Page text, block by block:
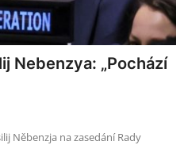
Nebenzya: „Pochází
Něbenzja na zasedání Rady